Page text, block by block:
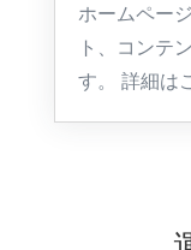
ホームペー
ト、コンテ
す。 詳細は